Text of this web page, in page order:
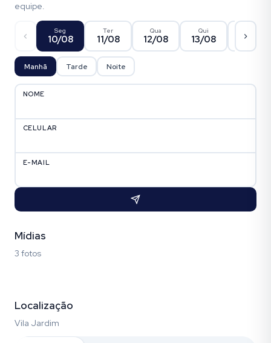
equipe.
Seg
10/08
Ter
11/08
Qua
12/08
Qui
13/08 14/08
Manhã Tarde Noite
NOME
CELULAR
E-MAIL
Mídias
3 fotos
Localização
Vila Jardim